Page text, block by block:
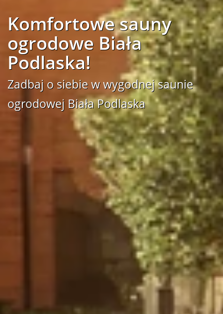
Komfortowe sauny
ogrodowe Biała
Podlaska!
Zadbaj o siebie w wygodnej saunie
ogrodowej Biała Podlaska